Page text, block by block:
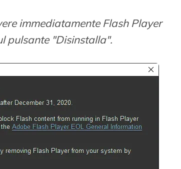
immediatamente Flash Player
pulsante "Disinstalla".